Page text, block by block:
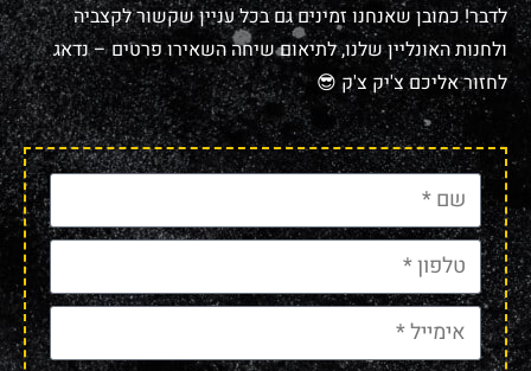
לדבר! כמובן שאנחנו זמינים גם בכל עניין שקשור לקצביה
ולחנות האונליין שלנו, לתיאום שיחה השאירו פרטים – נדאג
לחזור אליכם צ'יק צ'ק 😎